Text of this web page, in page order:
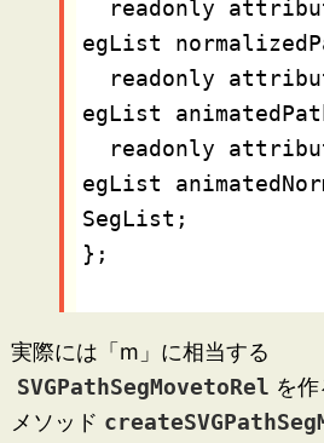
egList
egList
egList
SegList;
};
実際には「m」に相当する
SVGPathSegMovetoRel を
メソッド